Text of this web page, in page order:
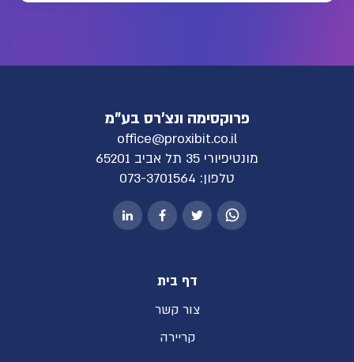
פרוקסימה ונצ'רס בע"מ
office@proxibit.co.il
מונטיפיורי 35 תל אביב 65201
טלפון: 073-3701564
דף בית
צור קשר
קריירה